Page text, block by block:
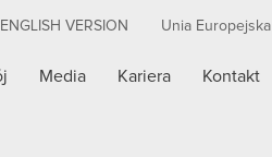
ENGLISH VERSION Unia Europejska
Media Kariera Kontakt